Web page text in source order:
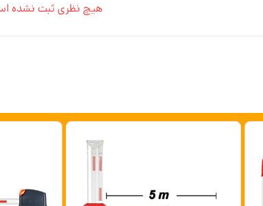
هیچ نظری ثبت نشده